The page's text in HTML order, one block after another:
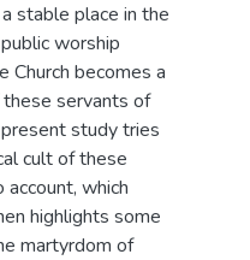
stable place in the
worship
becomes a
servants of
study tries
cult of these
which
highlights some
martyrdom of